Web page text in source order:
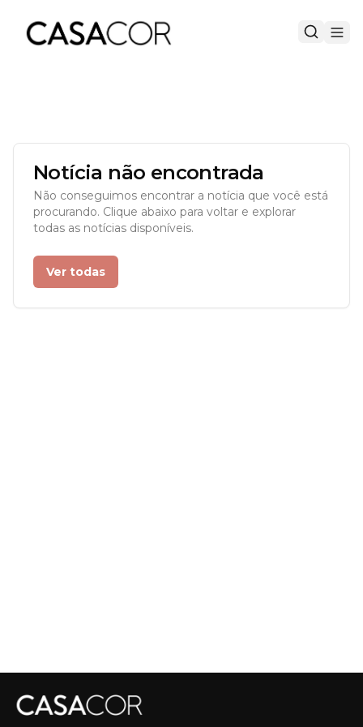
Notícia não encontrada
Não conseguimos encontrar a notícia que você está
procurando. Clique abaixo para voltar e explorar
todas as notícias disponíveis.
Ver todas